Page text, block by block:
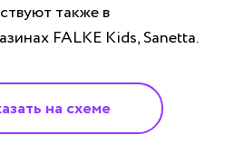
на схеме
также в
FALKE Kids, Sanetta.